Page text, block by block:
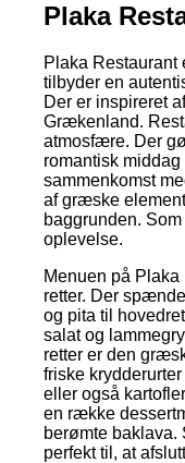
Plaka
Plaka Restaurant
tilbyder en
Der er inspireret
Grækenland.
atmosfære. Der
romantisk
sammenkomst
af græske
baggrunden.
oplevelse.
Menuen på
retter. Der
og pita til
salat og
retter er den
friske
eller også
en række
berømte baklava.
perfekt til, at